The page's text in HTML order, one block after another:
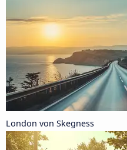
London von Skegness